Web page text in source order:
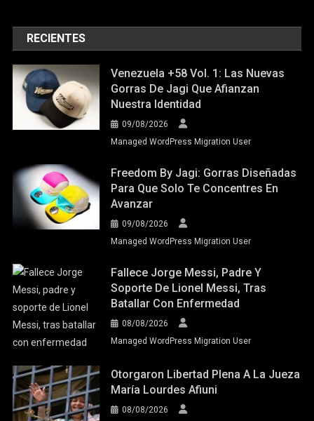
RECIENTES
Venezuela +58 Vol. 1: Las Nuevas
Gorras De Jagi Que Afianzan
Nuestra Identidad
09/08/2026
Managed WordPress Migration User
Freedom By Jagi: Gorras Diseñadas
Para Que Solo Te Concentres En
Avanzar
09/08/2026
Managed WordPress Migration User
Fallece Jorge Messi, Padre Y
Soporte De Lionel Messi, Tras
Batallar Con Enfermedad
08/08/2026
Managed WordPress Migration User
Otorgaron Libertad Plena A La Jueza
María Lourdes Afiuni
08/08/2026